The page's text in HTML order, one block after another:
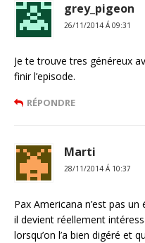
grey_pigeon
26/11/2014 Á 09:31
Je te trouve tres généreux
finir l’episode.
RÉPONDRE
Marti
28/11/2014 Á 10:37
Pax Americana n’est pas
il devient réellement
lorsqu’on l’a bien digéré et